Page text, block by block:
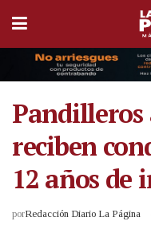
Pandilleros
reciben
12 años
porRedacción Diario La Página